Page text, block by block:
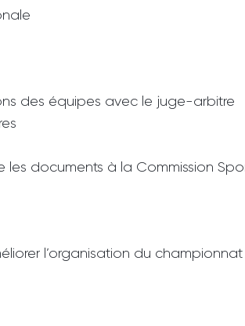
des équipes avec le juge-arbitre
documents à la Commission
l’organisation du